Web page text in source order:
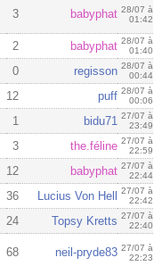
3 babyphat 28/07 à
01:42
2 babyphat 28/07 à
01:40
0 regisson 28/07 à
00:44
12 puff 28/07 à
00:06
1 bidu71 27/07 à
23:49
3 the.féline 27/07 à
22:59
12 babyphat 27/07 à
22:44
36 Lucius Von Hell
27/07 à
22:42
24 Topsy Kretts 27/07 à
22:40
68 neil-pryde83 27/07 à
22:23